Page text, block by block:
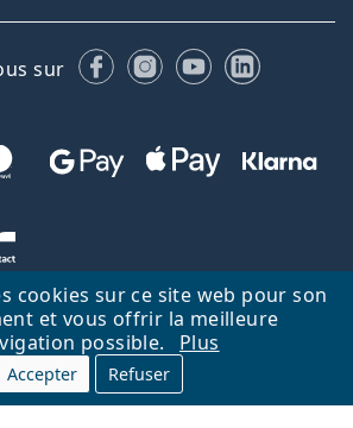
cookies sur ce site web pour son
et vous offrir la meilleure
possible.
Plus
Accepter Refuser
sur FacebookInstagram
YouTubeLinkedIn
d'accueil Haut Nederlands